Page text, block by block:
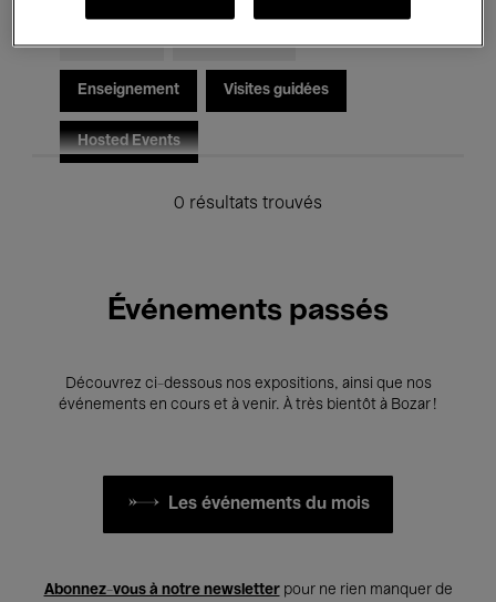
Enseignement Visites guidées
Hosted Events
0 résultats trouvés
Événements passés
Découvrez ci-dessous nos expositions, ainsi que nos
événements en cours et à venir. À très bientôt à Bozar !
Les événements du mois
Abonnez-vous à notre newsletterpour ne rien manquer de